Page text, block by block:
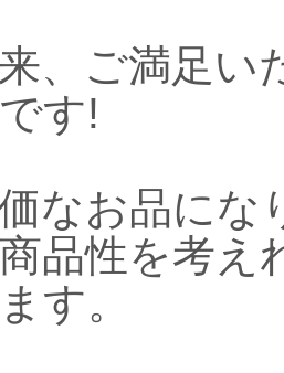
、ご満足い
す!
なお品にな
品性を考え
す。